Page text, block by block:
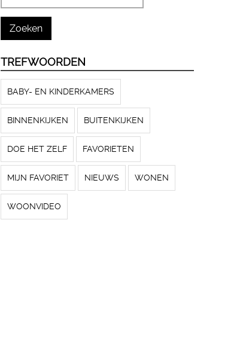
TREFWOORDEN
BABY- EN KINDERKAMERS
BINNENKIJKEN BUITENKIJKEN
DOE HET ZELF FAVORIETEN
MIJN FAVORIET NIEUWS WONEN
WOONVIDEO